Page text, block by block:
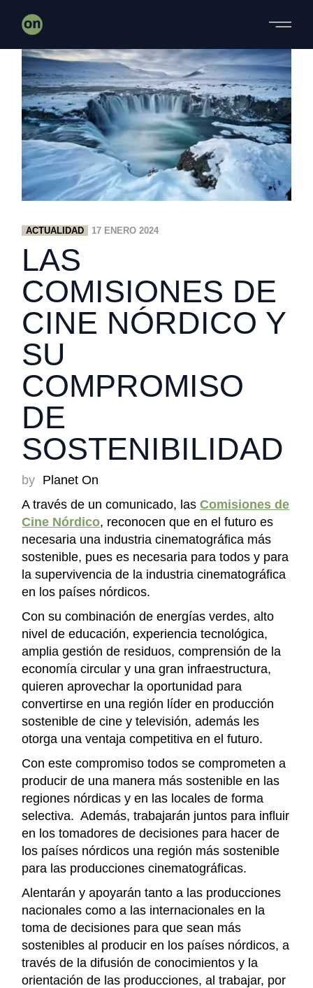
ACTUALIDAD 17 ENERO 2024
LAS
COMISIONES DE
CINE NÓRDICO Y
SU
COMPROMISO
DE
SOSTENIBILIDAD
by Planet On
A través de un comunicado, lasComisiones de
Cine Nórdico, reconocen que en el futuro es
necesaria una industria cinematográfica más
sostenible, pues es necesaria para todos y para
la supervivencia de la industria cinematográfica
en los países nórdicos.
Con su combinación de energías verdes, alto
nivel de educación, experiencia tecnológica,
amplia gestión de residuos, comprensión de la
economía circular y una gran infraestructura,
quieren aprovechar la oportunidad para
convertirse en una región líder en producción
sostenible de cine y televisión, además les
otorga una ventajacompetitiva en el futuro.
Con este compromiso todos se comprometen a
producir de una manera más sostenible en las
regiones nórdicas y en las locales de forma
selectiva. Además, trabajarán juntos para influir
en los tomadores de decisiones para hacer de
los países nórdicos una región más sostenible
para las producciones cinematográficas.
Alentarán y apoyarán tanto a las producciones
nacionales como a las internacionales en la
toma de decisiones para que sean más
sostenibles al producir en los países nórdicos, a
través de la difusión de conocimientos y la
orientación de las producciones, al trabajar, por